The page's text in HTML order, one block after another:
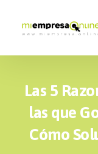
Las 5
las que
Cómo